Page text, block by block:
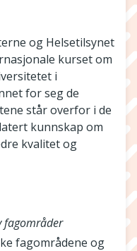
og Helsetilsynet
kurset om
i
for seg de
står overfor i de
kunnskap om
kvalitet og
fagområder
fagområdene og